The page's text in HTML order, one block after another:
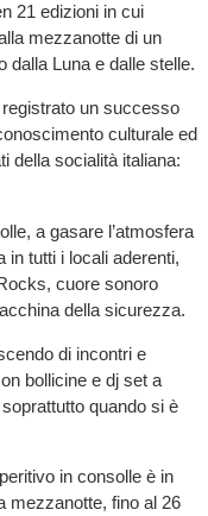
21 edizioni in cui
mezzanotte di un
dalla Luna e dalle stelle.
un successo
culturale ed
della socialità italiana:
a gasare l’atmosfera
tutti i locali aderenti,
cuore sonoro
della sicurezza.
di incontri e
bollicine e dj set a
quando si è
in consolle è in
mezzanotte, fino al 26